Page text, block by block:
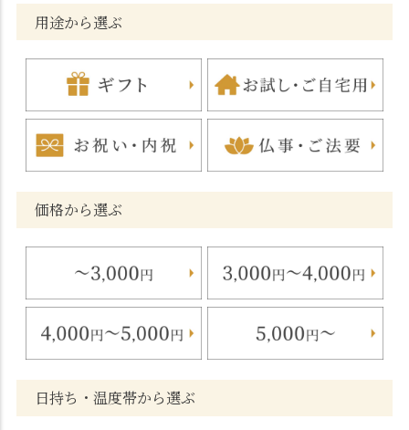
用途から選ぶ
価格から選ぶ
日持ち・温度帯から選ぶ